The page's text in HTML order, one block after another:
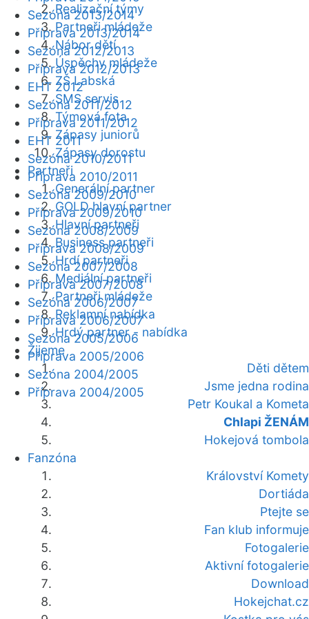
Realizační týmy
Partneři mládeže
Nábor dětí
Úspěchy mládeže
ZŠ Labská
SMS servis
Týmová fota
Zápasy juniorů
Zápasy dorostu
Partneři
Generální partner
GOLD hlavní partner
Hlavní partneři
Business partneři
Hrdí partneři
Mediální partneři
Partneři mládeže
Reklamní nabídka
Hrdý partner - nabídka
Žijeme
Děti dětem
Jsme jedna rodina
Petr Koukal a Kometa
Chlapi ŽENÁM
Hokejová tombola
Fanzóna
Království Komety
Dortiáda
Ptejte se
Fan klub informuje
Fotogalerie
Aktivní fotogalerie
Download
Hokejchat.cz
Sezóna 2013/2014
Příprava 2013/2014
Sezóna 2012/2013
Příprava 2012/2013
EHT 2012
Sezóna 2011/2012
Příprava 2011/2012
EHT 2011
Sezóna 2010/2011
Příprava 2010/2011
Sezóna 2009/2010
Příprava 2009/2010
Sezóna 2008/2009
Příprava 2008/2009
Sezóna 2007/2008
Příprava 2007/2008
Sezóna 2006/2007
Příprava 2006/2007
Sezóna 2005/2006
Příprava 2005/2006
Sezóna 2004/2005
Příprava 2004/2005